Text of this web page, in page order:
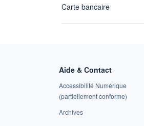
Carte bancaire
Aide & Contact
Accessibilité Numérique
(partiellement conforme)
Archives